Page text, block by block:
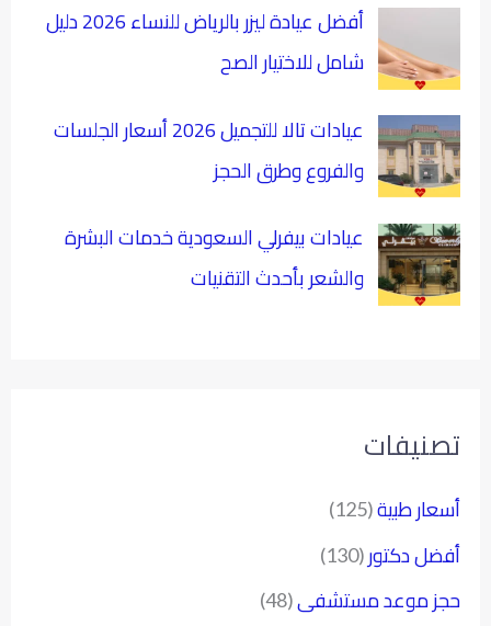
أفضل عيادة ليزر بالرياض للنساء 2026 دليل
شامل للاختيار الصح
عيادات تالا للتجميل 2026 أسعار الجلسات
والفروع وطرق الحجز
عيادات بيفرلي السعودية خدمات البشرة
والشعر بأحدث التقنيات
تصنيفات
أسعار طبية(125)
أفضل دكتور (130)
حجز موعد مستشفى(48)